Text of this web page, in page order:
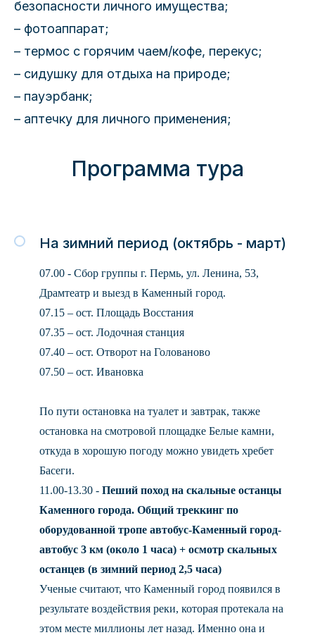
безопасности личного имущества;
– фотоаппарат;
– термос с горячим чаем/кофе, перекус;
– сидушку для отдыха на природе;
– пауэрбанк;
– аптечку для личного применения;
Программа тура
На зимний период (октябрь - март)
07.00 - Сбор группы г. Пермь, ул. Ленина, 53,
Драмтеатр и выезд в Каменный город.
07.15 – ост. Площадь Восстания
07.35 – ост. Лодочная станция
07.40 – ост. Отворот на Голованово
07.50 – ост. Ивановка
По пути остановка на туалет и завтрак, также
остановка на смотровой площадке Белые камни,
откуда в хорошую погоду можно увидеть хребет
Басеги.
11.00-13.30 - Пеший поход на скальные останцы
Каменного города. Общий треккинг по
оборудованной тропе автобус-Каменный город-
автобус 3 км (около 1 часа) + осмотр скальных
останцев (в зимний период 2,5 часа)
Ученые считают, что Каменный город появился в
результате воздействия реки, которая протекала на
этом месте миллионы лет назад. Именно она и